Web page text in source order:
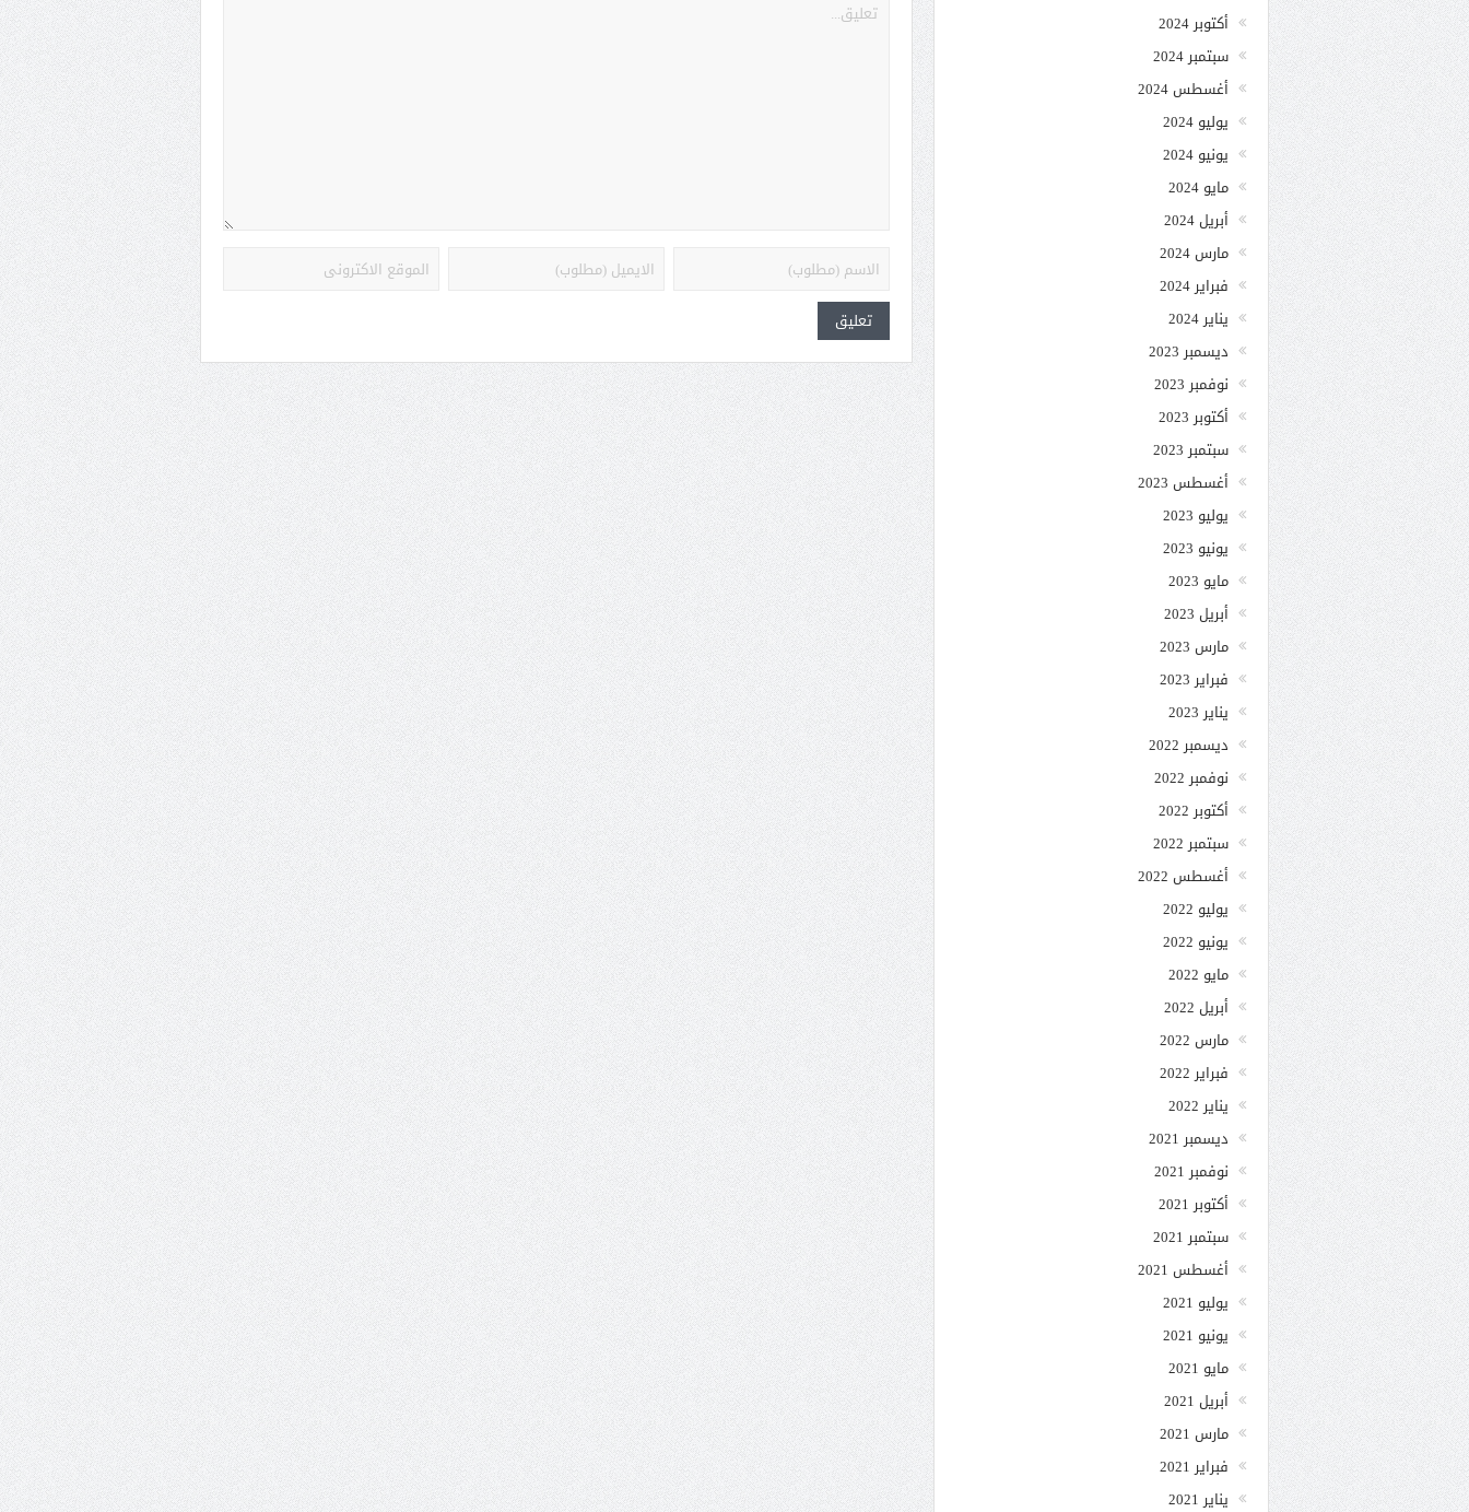
أكتوبر 2024
سبتمبر 2024
أغسطس 2024
يوليو 2024
يونيو 2024
مايو 2024
أبريل 2024
مارس 2024
فبراير 2024
يناير 2024
ديسمبر 2023
نوفمبر 2023
أكتوبر 2023
سبتمبر 2023
أغسطس 2023
يوليو 2023
يونيو 2023
مايو 2023
أبريل 2023
مارس 2023
فبراير 2023
يناير 2023
ديسمبر 2022
نوفمبر 2022
أكتوبر 2022
سبتمبر 2022
أغسطس 2022
يوليو 2022
يونيو 2022
مايو 2022
أبريل 2022
مارس 2022
فبراير 2022
يناير 2022
ديسمبر 2021
نوفمبر 2021
أكتوبر 2021
سبتمبر 2021
أغسطس 2021
يوليو 2021
يونيو 2021
مايو 2021
أبريل 2021
مارس 2021
فبراير 2021
يناير 2021